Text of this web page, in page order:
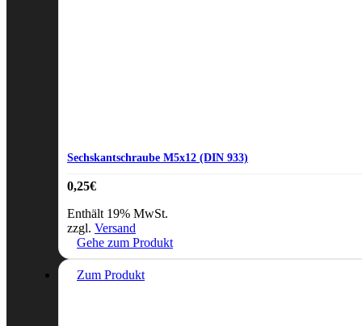
Sechskantschraube M5x12 (DIN 933)
0,25€
Enthält 19% MwSt.
zzgl. Versand
Gehe zum Produkt
Zum Produkt